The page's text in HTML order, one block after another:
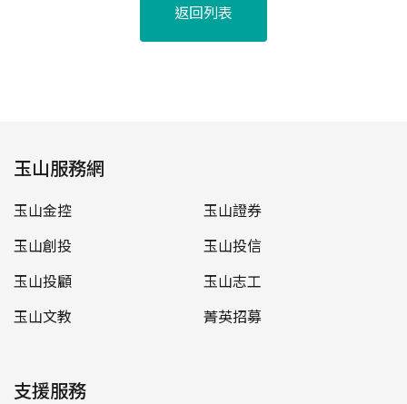
返回列表
玉山服務網
玉山金控
玉山證券
玉山創投
玉山投信
玉山投顧
玉山志工
玉山文教
菁英招募
支援服務